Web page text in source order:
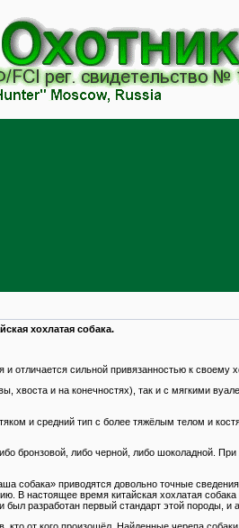
хохлатая собака.
отличается сильной привязанностью к своему
хвоста и на конечностях), так и с мягкими
и средний тип с более тяжёлым телом и
бронзовой, либо черной, либо шоколадной.
собака» приводятся довольно точные
В настоящее время китайская хохлатая
разработан первый стандарт этой породы, и
от кого произошёл. Найденные черепа